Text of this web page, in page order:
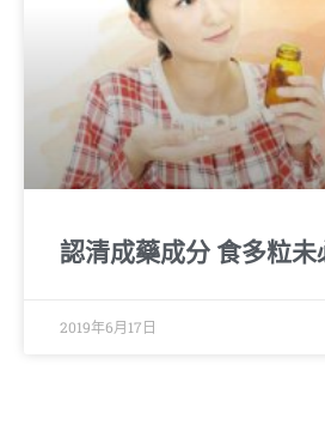
認清成藥成分 食多粒未
2019年6月17日